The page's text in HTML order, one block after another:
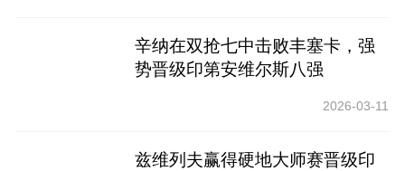
辛纳在双抢七中击败丰塞卡，强
势晋级印第安维尔斯八强
2026-03-11
兹维列夫赢得硬地大师赛晋级印